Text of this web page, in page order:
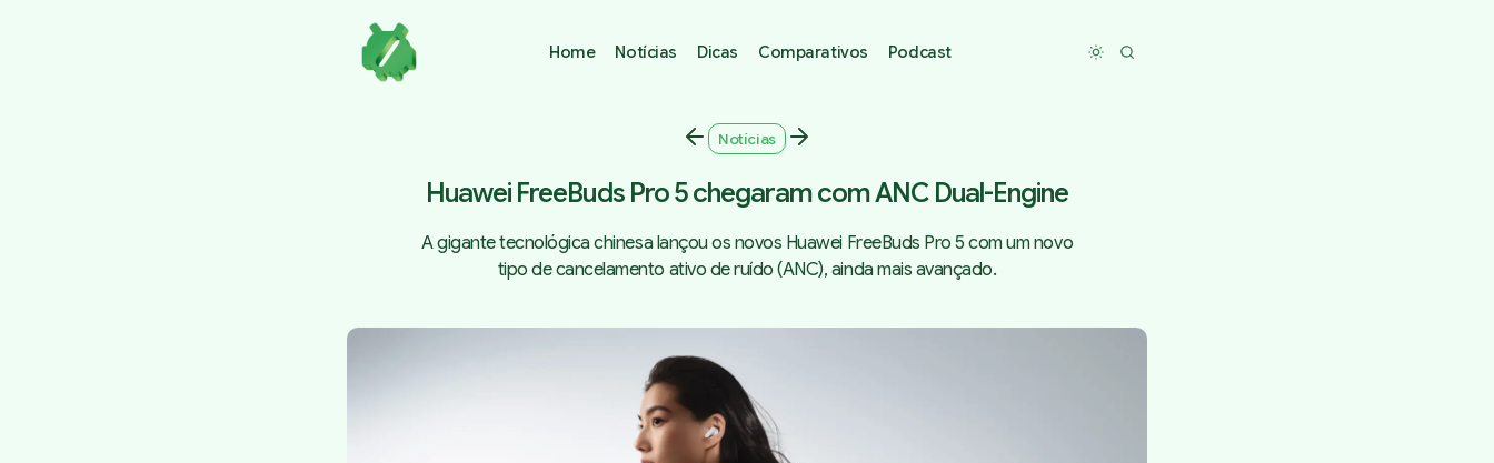
Home Notícias Dicas Comparativos Podcast Toggle dark mode
Notícias
Huawei FreeBuds Pro 5 chegaram com ANC Dual-Engine
A gigante tecnológica chinesa lançou os novos Huawei FreeBuds Pro 5 com um novo
tipo de cancelamento ativo de ruído (ANC), ainda mais avançado.